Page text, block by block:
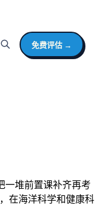
免费评估 →
一堆前置课补齐再考
在海洋科学和健康科